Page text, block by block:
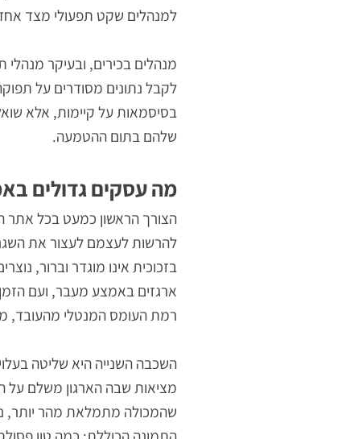
ומדדי בטיחות. ההבנה המעמיקה
מנהלים בכירים, ובעיקר מנהלי
לקבל נתונים מסודרים על תפוקה,
בסיסמאות על קיימות, אלא
מה עסקים גדולים
הצורך הראשון כמעט בכל אתר הוא
להרשות לעצמם לעצור את השגרה
בזכוכית אינו מוגדר וברור,
ארגזים באמצע מעבר, ועם הזמן
השכבה השנייה היא שליטה
מציאות שבה הארגון משלם על